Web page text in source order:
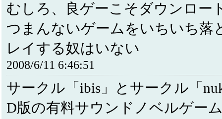
むしろ、良ゲーこそダウンロー
つまんないゲームをいちいち落
レイする奴はいない
2008/6/11 6:46:51
サークル「ibis」とサークル「
D版の有料サウンドノベルゲー